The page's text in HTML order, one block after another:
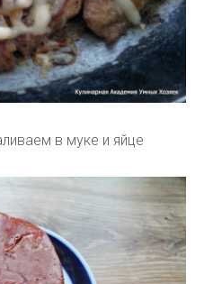
в муке и яйце